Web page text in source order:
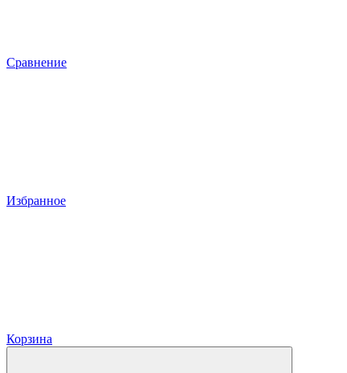
Сравнение
Избранное
Корзина